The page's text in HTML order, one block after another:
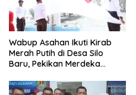
Wabup Asahan Ikuti Kirab
Merah Putih di Desa Silo
Baru, Pekikan Merdeka